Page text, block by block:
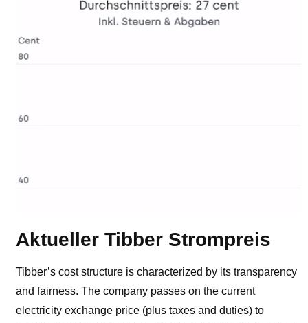
Aktueller Tibber Strompreis
Tibber’s cost structure is characterized by its transparency
and fairness. The company passes on the current
electricity exchange price (plus taxes and duties) to